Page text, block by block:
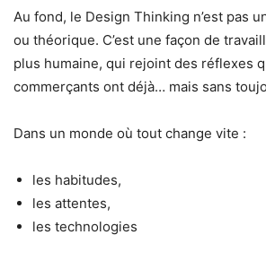
Au fond, le Design Thinking n’est pas
ou théorique. C’est une façon de
plus humaine, qui rejoint des réflexes
commerçants ont déjà… mais sans
Dans un monde où tout change vite :
les habitudes,
les attentes,
les technologies